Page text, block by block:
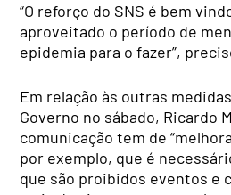
“O reforço do SNS é bem
aproveitado o período de
epidemia para o fazer”,
Em relação às outras
Governo no sábado, Ricardo
comunicação tem de
por exemplo, que é
que são proibidos eventos e